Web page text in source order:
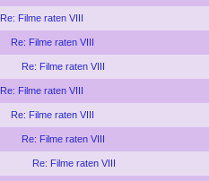
Re: Filme raten VIII
Re: Filme raten VIII
Re: Filme raten VIII
Re: Filme raten VIII
Re: Filme raten VIII
Re: Filme raten VIII
Re: Filme raten VIII